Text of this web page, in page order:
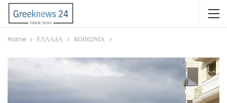
Home ΕΛΛΑΔΑ ΚΟΙΝΩΝΙΑ